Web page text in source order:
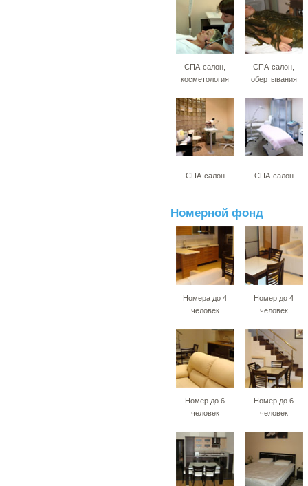
СПА-салон,
косметология
СПА-салон,
обертывания
СПА-салон СПА-салон
Номерной фонд
Номера до 4
человек
Номер до 4
человек
Номер до 6
человек
Номер до 6
человек